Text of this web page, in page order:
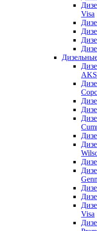
Visa
Visa